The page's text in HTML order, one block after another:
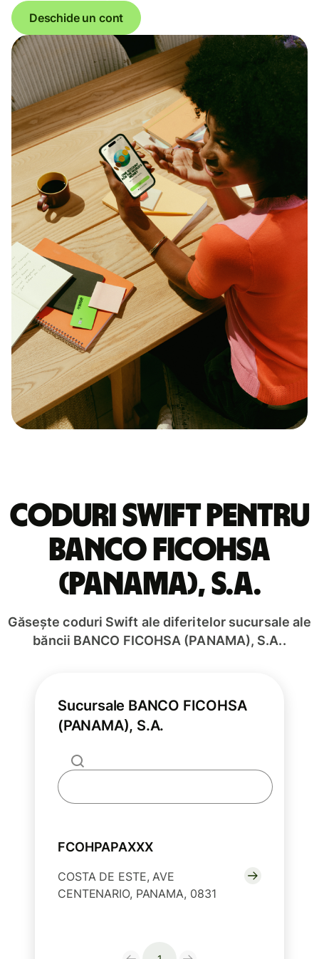
Deschide un cont
Coduri Swift pentru
BANCO FICOHSA
(PANAMA), S.A.
Găsește coduri Swift ale diferitelor sucursale ale
băncii BANCO FICOHSA (PANAMA), S.A..
Sucursale BANCO FICOHSA
(PANAMA), S.A.
FCOHPAPAXXX
COSTA DE ESTE, AVE
CENTENARIO, PANAMA, 0831